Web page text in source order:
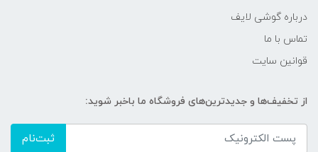
درباره گوشی لایف
تماس با ما
قوانین سایت
از تخفیف‌ها و جدیدترین‌های فروشگاه ما باخبر شوید:
ثبت‌نام